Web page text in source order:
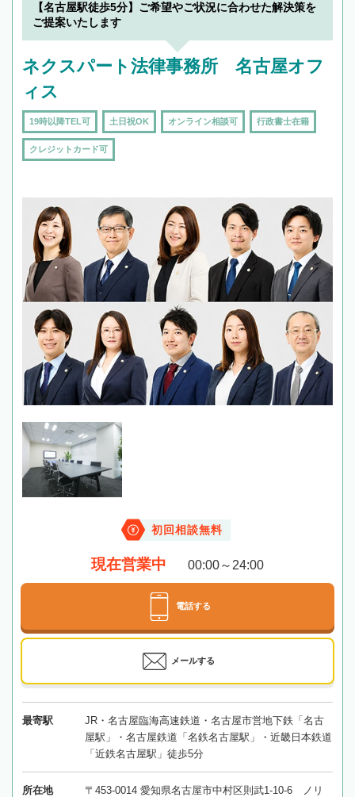
【名古屋駅徒歩5分】ご希望やご状況に合わせた解決策を
ご提案いたします
ネクスパート法律事務所 名古屋オフ
ィス
19時以降TEL可 土日祝OK オンライン相談可 行政書士在籍
クレジットカード可
初回相談無料
現在営業中 00:00～24:00
電話する
メールする
最寄駅
JR・名古屋臨海高速鉄道・名古屋市営地下鉄「名古
屋駅」・名古屋鉄道「名鉄名古屋駅」・近畿日本鉄道
「近鉄名古屋駅」徒歩5分
所在地
〒453-0014 愛知県名古屋市中村区則武1-10-6 ノリ